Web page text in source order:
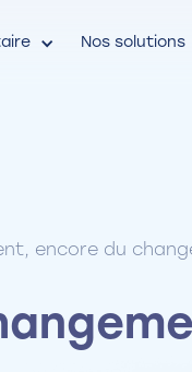
Nos solutions
encore du